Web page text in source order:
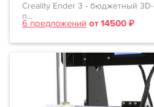
Creality Ender 3 - бюджетный 3D-
п...
6 предложений от 14500 ₽